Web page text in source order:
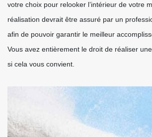
votre choix pour relooker l’intérieur de votre
réalisation devrait être assuré par un
afin de pouvoir garantir le meilleur
Vous avez entièrement le droit de réaliser
si cela vous convient.